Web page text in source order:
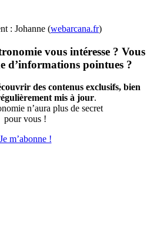
: Johanne (webarcana.fr)
vous intéresse ? Vous
d’informations pointues ?
des contenus exclusifs, bien
mis à jour.
n’aura plus de secret
pour vous !
Je m’abonne !